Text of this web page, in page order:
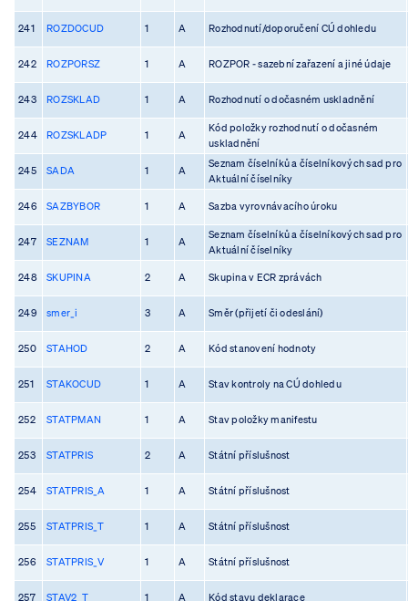
241 ROZDOCUD 1 A Rozhodnutí/doporučení CÚ dohledu
242 ROZPORSZ 1 A ROZPOR - sazební zařazení a jiné údaje
243 ROZSKLAD 1 A Rozhodnutí o dočasném uskladnění
244 ROZSKLADP 1 A
Kód položky rozhodnutí o dočasném
uskladnění
245 SADA 1 A
Seznam číselníků a číselníkových sad pro
Aktuální číselníky
246 SAZBYBOR 1 A Sazba vyrovnávacího úroku
247 SEZNAM 1 A
Seznam číselníků a číselníkových sad pro
Aktuální číselníky
248 SKUPINA 2 A Skupina v ECR zprávách
249 smer_i 3 A Směr (přijetí či odeslání)
250 STAHOD 2 A Kód stanovení hodnoty
251 STAKOCUD 1 A Stav kontroly na CÚ dohledu
252 STATPMAN 1 A Stav položky manifestu
253 STATPRIS 2 A Státní příslušnost
254 STATPRIS_A 1 A Státní příslušnost
255 STATPRIS_T 1 A Státní příslušnost
256 STATPRIS_V 1 A Státní příslušnost
257 STAV2_T 1 A Kód stavu deklarace